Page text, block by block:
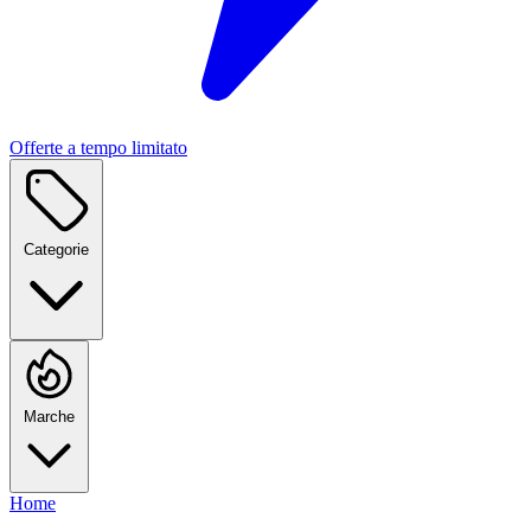
Offerte a tempo limitato
Categorie
Marche
Home